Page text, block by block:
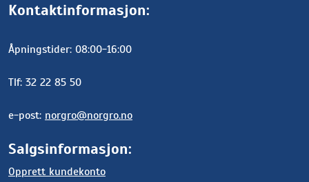
Kontaktinformasjon:
Åpningstider: 08:00-16:00
Tlf: 32 22 85 50
e-post: norgro@norgro.no
Salgsinformasjon:
Opprett kundekonto